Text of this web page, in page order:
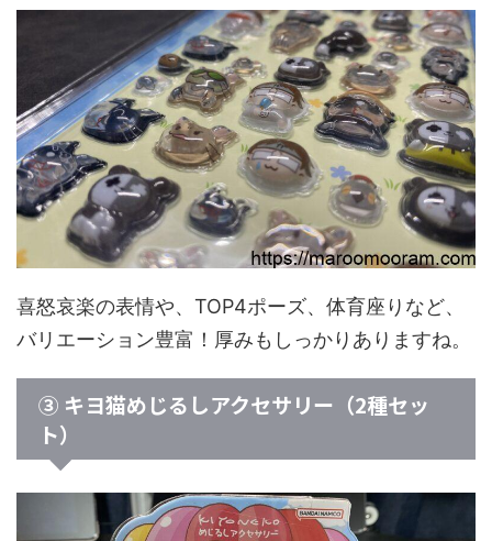
喜怒哀楽の表情や、TOP4ポーズ、体育座りなど、
バリエーション豊富！厚みもしっかりありますね。
③ キヨ猫めじるしアクセサリー（2種セッ
ト）